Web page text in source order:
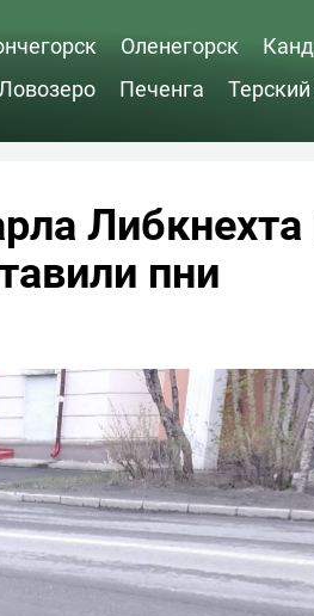
Оленегорск
Печенга
Либкнехта
пни